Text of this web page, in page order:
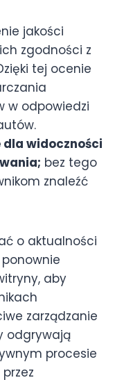
jakości
zgodności z
tej ocenie
w odpowiedzi
dla widoczności
bez tego
znaleźć
o aktualności
aby
zarządzanie
odgrywają
procesie